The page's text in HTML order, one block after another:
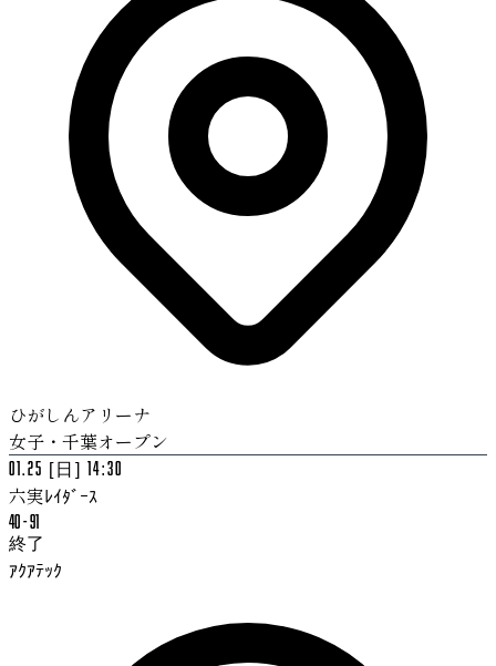
ひがしんアリーナ
女子・千葉オープン
01.25 [日] 14:30
六実ﾚｲﾀﾞｰｽ
40-91
終了
ｱｸｱﾃｯｸ